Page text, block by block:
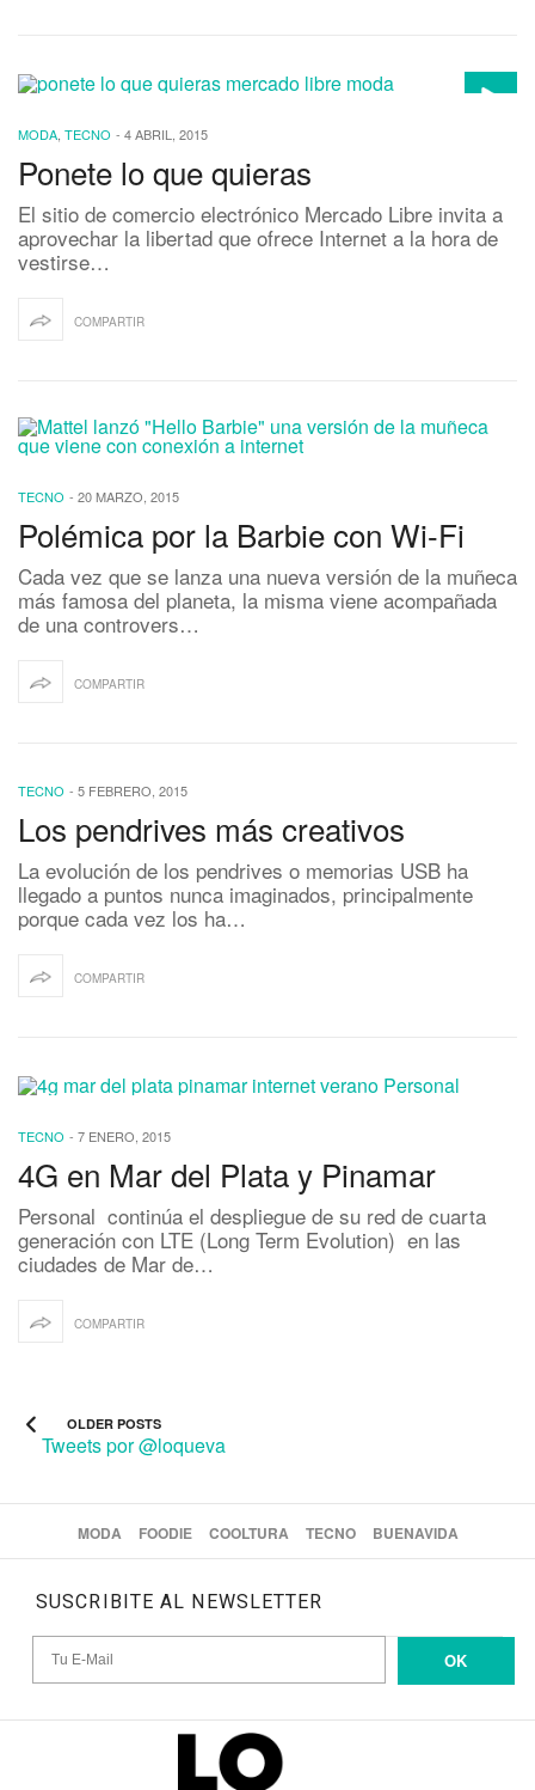
MODA TECNO - 4 ABRIL, 2015
Ponete lo que quieras
El sitio de comercio electrónico Mercado Libre invita a
aprovechar la libertad que ofrece Internet a la hora de
vestirse…
COMPARTIR
TECNO - 20 MARZO, 2015
Polémica por la Barbie con Wi-Fi
Cada vez que se lanza una nueva versión de la muñeca
más famosa del planeta, la misma viene acompañada
de una controvers…
COMPARTIR
TECNO - 5 FEBRERO, 2015
Los pendrives más creativos
La evolución de los pendrives o memorias USB ha
llegado a puntos nunca imaginados, principalmente
porque cada vez los ha…
COMPARTIR
TECNO - 7 ENERO, 2015
4G en Mar del Plata y Pinamar
Personal continúa el despliegue de su red de cuarta
generación con LTE (Long Term Evolution) en las
ciudades de Mar de…
COMPARTIR
OLDER POSTS
Tweets por @loqueva
MODA FOODIE COOLTURA TECNO BUENAVIDA
SUSCRIBITE AL NEWSLETTER
OK